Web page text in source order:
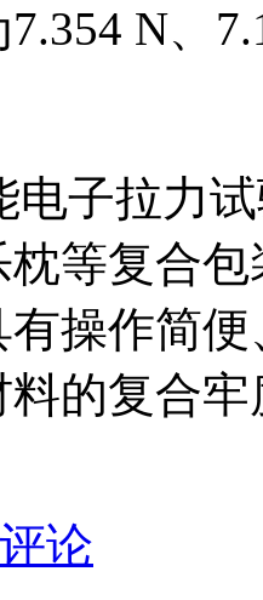
N、
电子拉力
等复合
操作简
料的复合牢
论